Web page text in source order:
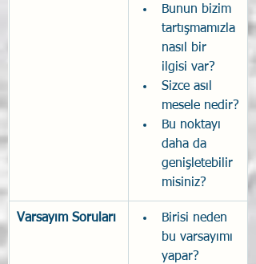
Bunun bizim
tartışmamızla
nasıl bir
ilgisi var?
Sizce asıl
mesele nedir?
Bu noktayı
daha da
genişletebilir
misiniz?
Varsayım Soruları
​Birisi neden
bu varsayımı
yapar?